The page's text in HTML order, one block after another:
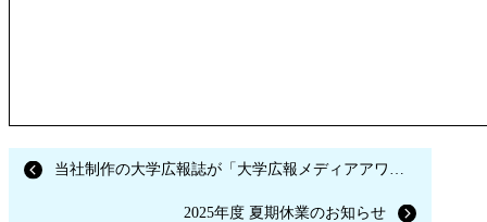
当社制作の大学広報誌が「大学広報メディアアワード2025」金賞を受賞しました
2025年度 夏期休業のお知らせ